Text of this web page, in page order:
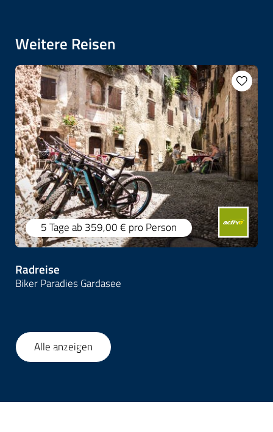
Weitere Reisen
5 Tageab 359,00 € pro Person
Radreise
Biker Paradies Gardasee
1 58
Alle anzeigen